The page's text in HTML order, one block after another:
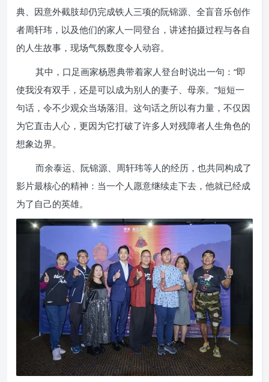
典、因意外截肢却仍完成铁人三项的阮锦源、全盲音乐创作
者周轩玮，以及他们的家人一同登台，讲述拍摄过程与各自
的人生故事，现场气氛数度令人动容。
其中，口足画家杨恩典带着家人登台时说出一句：“即
使我没有双手，还是可以成为别人的妻子、母亲。”短短一
句话，令不少观众当场落泪。这句话之所以有力量，不仅因
为它直击人心，更因为它打破了许多人对残障者人生角色的
想象边界。
而余泰运、阮锦源、周轩玮等人的经历，也共同构成了
影片最核心的精神：当一个人愿意继续走下去，他就已经成
为了自己的英雄。